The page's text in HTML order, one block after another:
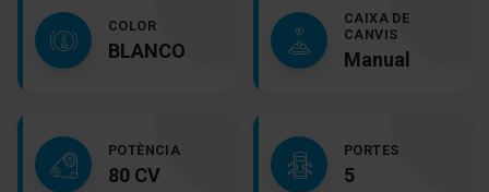
COLOR
BLANCO
CAIXA DE
CANVIS
Manual
POTÈNCIA
80 CV
PORTES
5